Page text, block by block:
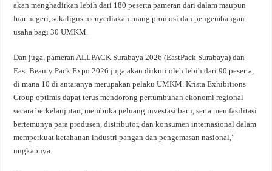
akan menghadirkan lebih dari 180 peserta pameran dari dalam maupun
luar negeri, sekaligus menyediakan ruang promosi dan pengembangan
usaha bagi 30 UMKM.
Dan juga, pameran ALLPACK Surabaya 2026 (EastPack Surabaya) dan
East Beauty Pack Expo 2026 juga akan diikuti oleh lebih dari 90 peserta,
di mana 10 di antaranya merupakan pelaku UMKM. Krista Exhibitions
Group optimis dapat terus mendorong pertumbuhan ekonomi regional
secara berkelanjutan, membuka peluang investasi baru, serta memfasilitasi
bertemunya para produsen, distributor, dan konsumen internasional dalam
memperkuat ketahanan industri pangan dan pengemasan nasional,”
ungkapnya.